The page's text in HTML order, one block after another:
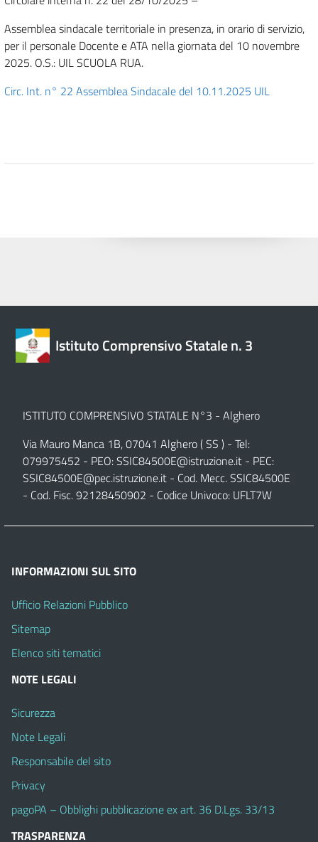
Assemblea sindacale territoriale in presenza, in orario di servizio,
per il personale Docente e ATA nella giornata del 10 novembre
2025. O.S.: UIL SCUOLA RUA.
Circ. Int. n° 22 Assemblea Sindacale del 10.11.2025 UIL
Istituto Comprensivo Statale n. 3
ISTITUTO COMPRENSIVO STATALE N°3 - Alghero
Via Mauro Manca 1B, 07041 Alghero ( SS ) - Tel:
079975452 - PEO:SSIC84500E@istruzione.it - PEC:
SSIC84500E@pec.istruzione.it - Cod. Mecc. SSIC84500E
- Cod. Fisc. 92128450902 - Codice Univoco: UFLT7W
INFORMAZIONI SUL SITO
Ufficio Relazioni Pubblico
Sitemap
Elenco siti tematici
NOTE LEGALI
Sicurezza
Note Legali
Responsabile del sito
Privacy
pagoPA – Obblighi pubblicazione ex art. 36 D.Lgs. 33/13
TRASPARENZA